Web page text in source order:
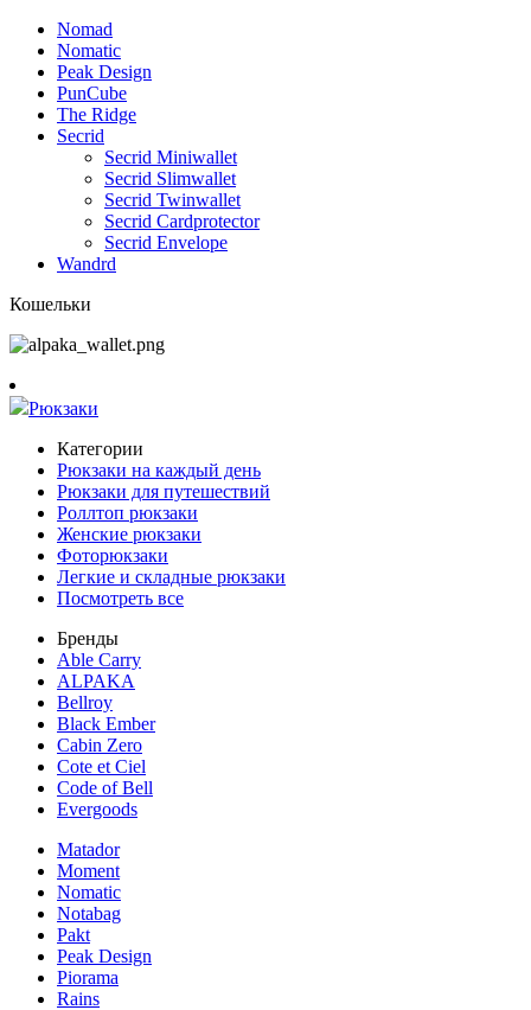
Nomad
Nomatic
Peak Design
PunCube
The Ridge
Secrid
Secrid Miniwallet
Secrid Slimwallet
Secrid Twinwallet
Secrid Cardprotector
Secrid Envelope
Wandrd
Кошельки
Рюкзаки
Категории
Рюкзаки на каждый день
Рюкзаки для путешествий
Роллтоп рюкзаки
Женские рюкзаки
Фоторюкзаки
Легкие и складные рюкзаки
Посмотреть все
Бренды
Able Carry
ALPAKA
Bellroy
Black Ember
Cabin Zero
Cote et Ciel
Code of Bell
Evergoods
Matador
Moment
Nomatic
Notabag
Pakt
Peak Design
Piorama
Rains